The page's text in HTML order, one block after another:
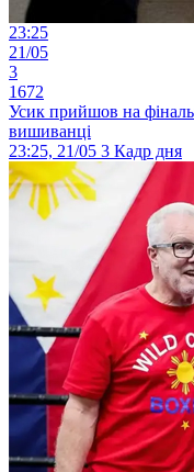
23:25
21/05
3
1672
Усик прийшов на
вишиванці
23:25, 21/05 3 Кадр дня